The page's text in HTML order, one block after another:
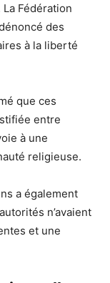
Fédération
des
à la liberté
que ces
entre
à une
religieuse.
a également
n’avaient
et une